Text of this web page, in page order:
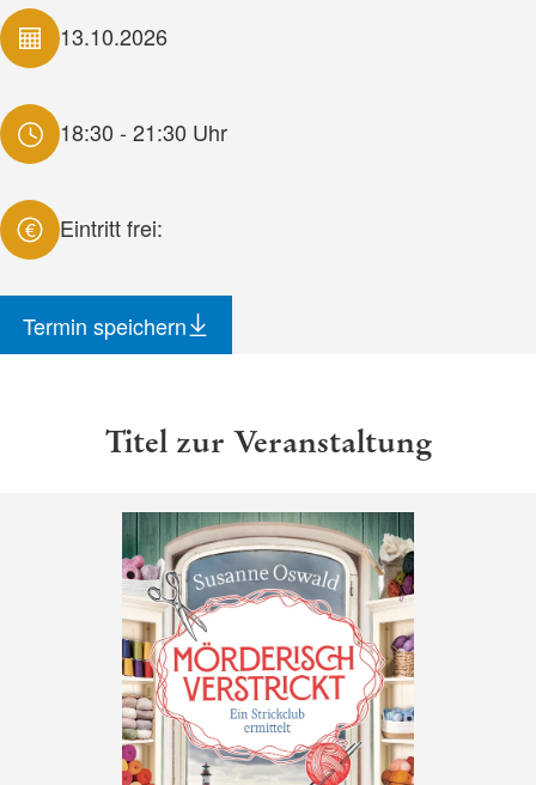
13.10.2026
18:30 - 21:30 Uhr
€ Eintritt frei:
Termin speichern
Titel zur Veranstaltung